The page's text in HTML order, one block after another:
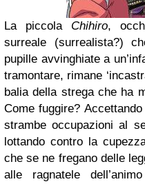
La piccola Chihiro,
surreale (surrealista?)
pupille avvinghiate a
tramontare, rimane
balia della strega che ha
Come fuggire?
strambe occupazioni al
lottando contro la
che se ne fregano delle
alle ragnatele